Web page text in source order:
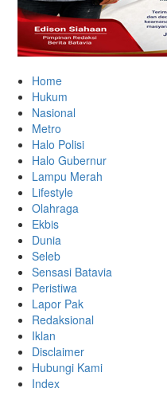
Home
Hukum
Nasional
Metro
Halo Polisi
Halo Gubernur
Lampu Merah
Lifestyle
Olahraga
Ekbis
Dunia
Seleb
Sensasi Batavia
Peristiwa
Lapor Pak
Redaksional
Iklan
Disclaimer
Hubungi Kami
Index